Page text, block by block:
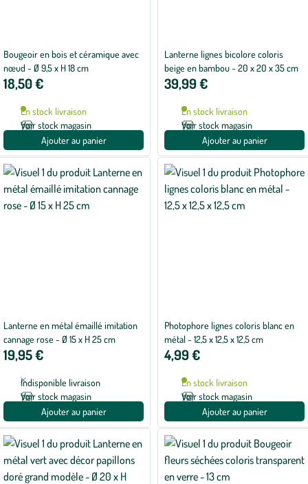
Bougeoir en bois et céramique avec
nœud - Ø 9,5 x H 18 cm
18,50 €
En stock livraison
Voir stock magasin
Ajouter au panier
Lanterne lignes bicolore coloris
beige en bambou - 20 x 20 x 35 cm
39,99 €
En stock livraison
Voir stock magasin
Ajouter au panier
Lanterne en métal émaillé imitation
cannage rose - Ø 15 x H 25 cm
19,95 €
Indisponible livraison
Voir stock magasin
Ajouter au panier
Photophore lignes coloris blanc en
métal - 12,5 x 12,5 x 12,5 cm
4,99 €
En stock livraison
Voir stock magasin
Ajouter au panier